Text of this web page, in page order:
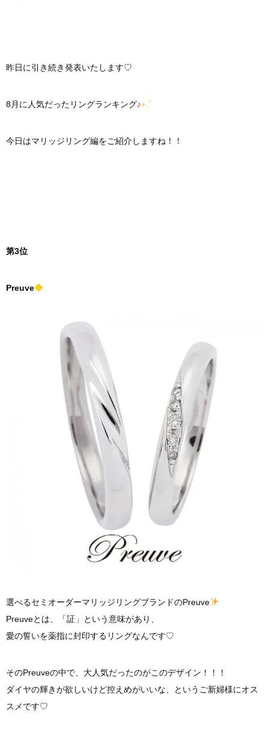
昨日に引き続き発表いたします♡
8月に人気だったリングランキング♪+.ﾟ
今日はマリッジリング編をご紹介しますね！！
第3位
Preuve◆
選べるセミオーダーマリッジリングブランドのPreuve
Preuveとは、「証」という意味があり、
愛の誓いを薬指に封印するリングなんです♡
そのPreuveの中で、大人気だったのがこのデザイン！！！
ダイヤの輝きが欲しいけど控えめがいいな、というご新婦様にオス
スメです♡